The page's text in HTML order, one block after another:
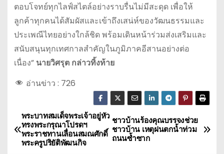
ตอบโจทย์ทุกไลฟ์สไตล์อย่างราบรื่นไม่มีสะดุด เพื่อให้
ลูกค้าทุกคนได้สัมผัสและเข้าถึงเสน่ห์ของวัฒนธรรมและ
ประเพณีไทยอย่างใกล้ชิด พร้อมเดินหน้าร่วมส่งเสริมและ
สนับสนุนทุกเทศกาลสำคัญในภูมิภาคอีสานอย่างต่อ
เนื่อง” นายวิศรุต กล่าวทิ้งท้าย
อ่านข่าว : 726
แ
น
ชาวบ้านร้องคุณบรรจงช่วย
ชาวบ้าน เหตุฝนตกน้ำท่วม
ถนนซ้ำซาก
พระบาทสมเด็จพระเจ้าอยู่หัว
ทรงพระกรุณาโปรดฯ
พระราชทานเลื่อนสมณศักดิ์
พระครูปริยัติพัฒนกิจ